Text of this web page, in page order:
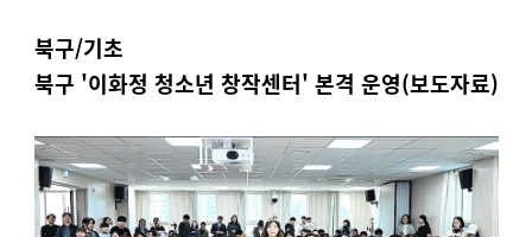
북구/기초
북구 '이화정 청소년 창작센터' 본격 운영(보도자료)